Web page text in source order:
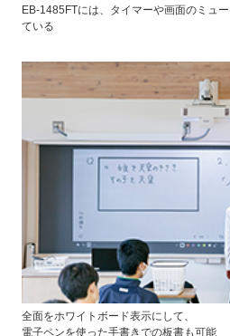
EB-1485FTには、タイマーや画面のミュ
ている
全面をホワイトボード表示にして、
電子ペンを使った手書きでの板書も可能